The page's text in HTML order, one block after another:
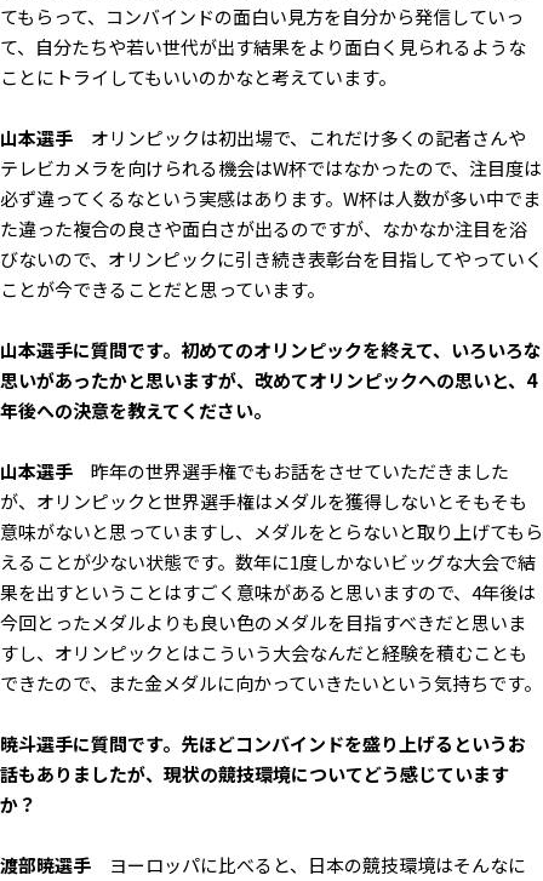
てもらって、コンバインドの面白い見方を自分から発信していっ
て、自分たちや若い世代が出す結果をより面白く見られるような
ことにトライしてもいいのかなと考えています。
山本選手 オリンピックは初出場で、これだけ多くの記者さんや
テレビカメラを向けられる機会はW杯ではなかったので、注目度は
必ず違ってくるなという実感はあります。W杯は人数が多い中でま
た違った複合の良さや面白さが出るのですが、なかなか注目を浴
びないので、オリンピックに引き続き表彰台を目指してやっていく
ことが今できることだと思っています。
――山本選手に質問です。初めてのオリンピックを終えて、いろいろな
思いがあったかと思いますが、改めてオリンピックへの思いと、4
年後への決意を教えてください。
山本選手 昨年の世界選手権でもお話をさせていただきました
が、オリンピックと世界選手権はメダルを獲得しないとそもそも
意味がないと思っていますし、メダルをとらないと取り上げてもら
えることが少ない状態です。数年に1度しかないビッグな大会で結
果を出すということはすごく意味があると思いますので、4年後は
今回とったメダルよりも良い色のメダルを目指すべきだと思いま
すし、オリンピックとはこういう大会なんだと経験を積むことも
できたので、また金メダルに向かっていきたいという気持ちです。
――暁斗選手に質問です。先ほどコンバインドを盛り上げるというお
話もありましたが、現状の競技環境についてどう感じています
か？
渡部暁選手 ヨーロッパに比べると、日本の競技環境はそんなに